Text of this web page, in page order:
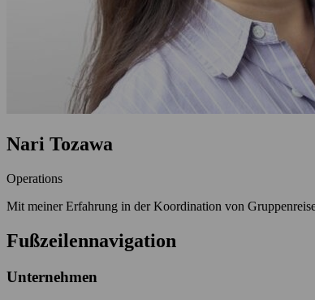
Nari Tozawa
Operations
Mit meiner Erfahrung in der Koordination von
Fußzeilennavigation
Unternehmen